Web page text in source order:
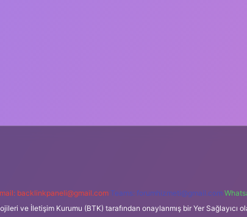
backlinkpaneli@gmail.com Teams: forumhizmeti@gmail.com
ve İletişim Kurumu (BTK) tarafından onaylanmış bir Yer